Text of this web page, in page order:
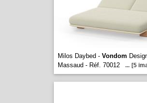
Milos Daybed - Vondom
Massaud - Réf. 70012
... [5